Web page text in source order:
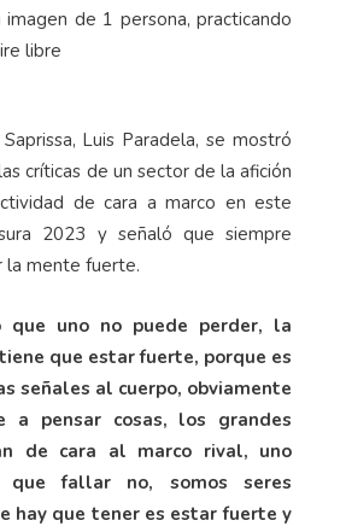
Luis Paradela, se mostró
críticas de un sector de la afición
de cara a marco en este
2023 y señaló que siempre
la mente fuerte.
que uno no puede perder, la
que estar fuerte, porque es
señales al cuerpo, obviamente
a pensar cosas, los grandes
de cara al marco rival, uno
que fallar no, somos seres
hay que tener es estar fuerte y